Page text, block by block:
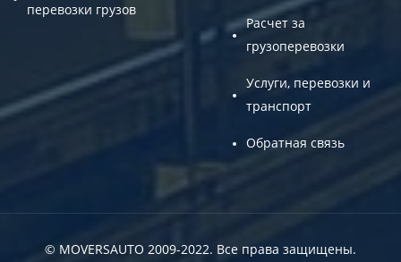
перевозки грузов
Расчет за
грузоперевозки
Услуги, перевозки и
транспорт
Обратная связь
© MOVERSAUTO 2009-2022. Все права защищены.